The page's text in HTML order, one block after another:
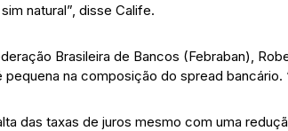
natural”, disse Calife.
Brasileira de Bancos (Febraban),
na composição do spread bancário.
das taxas de juros mesmo com uma